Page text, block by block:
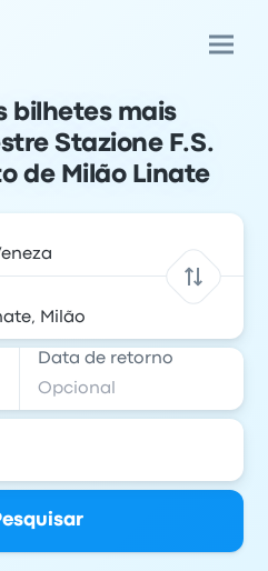
bilhetes mais
Stazione F.S.
de Milão Linate
Data de retorno